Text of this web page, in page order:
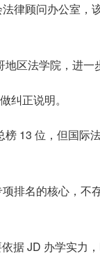
律顾问办公室，
区法学院，进一
纠正说明。
13 位，但国际
排名的核心，不
据 JD 办学实力